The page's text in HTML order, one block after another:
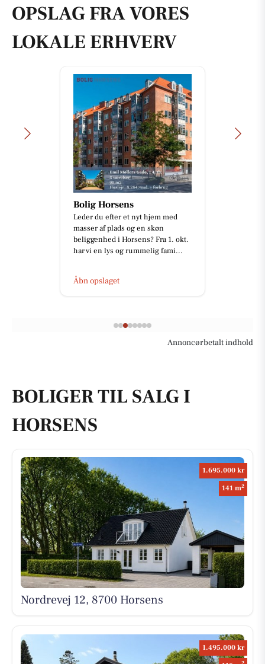
OPSLAG FRA VORES
LOKALE ERHVERV
Bolig Horsens
Leder du efter et nyt hjem med
masser af plads og en skøn
beliggenhed i Horsens? Fra 1. okt.
har vi en lys og rummelig fami...
Åbn opslaget
Annoncørbetalt indhold
BOLIGER TIL SALG I
HORSENS
1.695.000 kr
141 m2
Nordrevej 12, 8700 Horsens
1.495.000 kr